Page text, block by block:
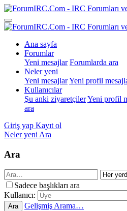
Ana sayfa
Forumlar
Yeni mesajlar Forumlarda ara
Neler yeni
Yeni mesajlarYeni profil
Kullanıcılar
Şu anki ziyaretçilerYeni profil
ara
Giriş yap Kayıt ol
Neler yeni Ara
Ara
Sadece başlıkları ara
Kullanıcı:
Ara Gelişmiş Arama…